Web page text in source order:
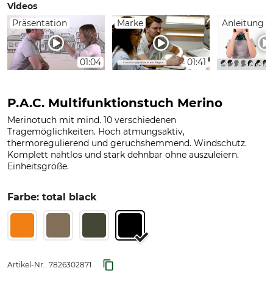
Videos
Präsentation
01:04
Marke
01:41
Anleitung
P.A.C. Multifunktionstuch Merino
Merinotuch mit mind. 10 verschiedenen
Tragemöglichkeiten. Hoch atmungsaktiv,
thermoregulierend und geruchshemmend. Windschutz.
Komplett nahtlos und stark dehnbar ohne auszuleiern.
Einheitsgröße.
Farbe: total black
Artikel-Nr.: 7826302871